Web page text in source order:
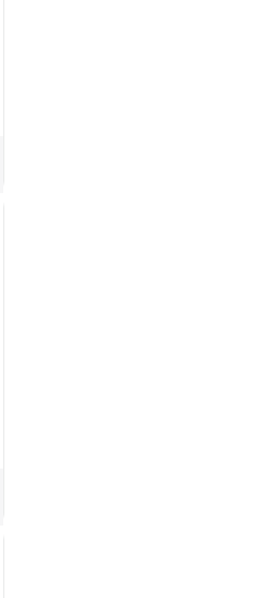
на квадратной розетке
на квадратной розетке